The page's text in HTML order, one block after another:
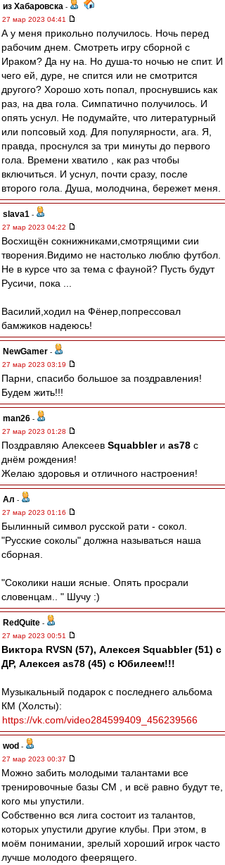
из Хабаровска -
27 мар 2023 04:41
А у меня прикольно получилось. Ночь перед
рабочим днем. Смотреть игру сборной с
Ираком? Да ну на. Но душа-то ночью не спит. И
чего ей, дуре, не спится или не смотрится
другого? Хорошо хоть попал, проснувшись как
раз, на два гола. Симпатично получилось. И
опять уснул. Не подумайте, что литературный
или попсовый ход. Для популярности, ага. Я,
правда, проснулся за три минуты до первого
гола. Времени хватило , как раз чтобы
включиться. И уснул, почти сразу, после
второго гола. Душа, молодчина, бережет меня.
slava1 -
27 мар 2023 04:22
Восхищён сокнижниками,смотрящими сии
творения.Видимо не настолько люблю футбол.
Не в курсе что за тема с фауной? Пусть будут
Русичи, пока ...
Василий,ходил на Фёнер,попрессовал
бaмжиков надеюсь!
NewGamer -
27 мар 2023 03:19
Парни, спасибо большое за поздравления!
Будем жить!!!
man26 -
27 мар 2023 01:28
Поздравляю Алексеев Squabblerи as78 с
днём рождения!
Желаю здоровья и отличного настроения!
Ал -
27 мар 2023 01:16
Былинный символ русской рати - сокол.
"Русские соколы" должна называться наша
сборная.
"Соколики наши ясные. Опять просрали
словенцам.. " Шучу :)
RedQuite -
27 мар 2023 00:51
Виктора RVSN (57), Алексея Squabbler (51) с
ДР, Алексея as78 (45) с Юбилеем!!!
Музыкальный подарок с последнего альбома
КМ (Холсты):
https://vk.com/video284599409_456239566
wod -
27 мар 2023 00:37
Можно забить молодыми талантами все
тренировочные базы СМ , и всё равно будут те,
кого мы упустили.
Собственно вся лига состоит из талантов,
которых упустили другие клубы. При этом, в
моём понимании, зрелый хороший игрок часто
лучше молодого феерящего.